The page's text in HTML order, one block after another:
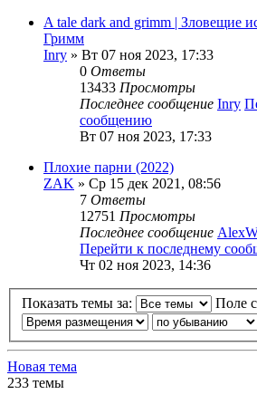
A tale dark and grimm | Зловещие
Гримм
Inry » Вт 07 ноя 2023, 17:33
0 Ответы
13433 Просмотры
Последнее сообщение Inry
сообщению
Вт 07 ноя 2023, 17:33
Плохие парни (2022)
ZAK » Ср 15 дек 2021, 08:56
7 Ответы
12751 Просмотры
Последнее сообщение
Перейти к последнему
Чт 02 ноя 2023, 14:36
Показать темы за: Поле
Новая тема
233 темы